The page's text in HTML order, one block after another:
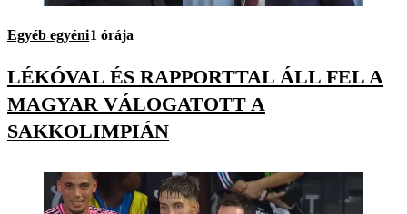
Egyéb egyéni1 órája
LÉKÓVAL ÉS RAPPORTTAL ÁLL FEL A
MAGYAR VÁLOGATOTT A
SAKKOLIMPIÁN